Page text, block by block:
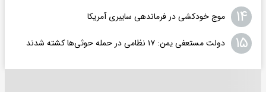
۱۴ موج خودکشی در فرماندهی سایبری آمریکا
۱۵ دولت مستعفی یمن: ۱۷ نظامی در حمله حوثی‌ها کشته شدند